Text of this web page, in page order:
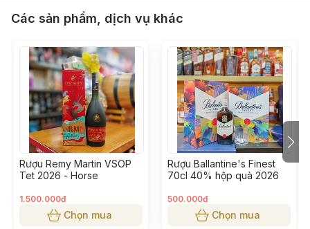
Các sản phẩm, dịch vụ khác
Rượu Remy Martin VSOP
Tet 2026 - Horse
1.500.000đ
Chọn mua
Rượu Ballantine's Finest
70cl 40% hộp quà 2026
500.000đ
Chọn mua